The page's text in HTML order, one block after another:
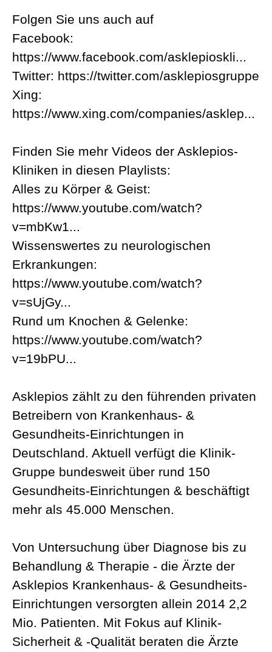
Folgen Sie uns auch auf
Facebook:
https://www.facebook.com/asklepioskli...
Twitter: https://twitter.com/asklepiosgruppe
Xing:
https://www.xing.com/companies/asklep...
Finden Sie mehr Videos der Asklepios-
Kliniken in diesen Playlists:
Alles zu Körper & Geist:
https://www.youtube.com/watch?
v=mbKw1...
Wissenswertes zu neurologischen
Erkrankungen:
https://www.youtube.com/watch?
v=sUjGy...
Rund um Knochen & Gelenke:
https://www.youtube.com/watch?
v=19bPU...
Asklepios zählt zu den führenden privaten
Betreibern von Krankenhaus- &
Gesundheits-Einrichtungen in
Deutschland. Aktuell verfügt die Klinik-
Gruppe bundesweit über rund 150
Gesundheits-Einrichtungen & beschäftigt
mehr als 45.000 Menschen.
Von Untersuchung über Diagnose bis zu
Behandlung & Therapie - die Ärzte der
Asklepios Krankenhaus- & Gesundheits-
Einrichtungen versorgten allein 2014 2,2
Mio. Patienten. Mit Fokus auf Klinik-
Sicherheit & -Qualität beraten die Ärzte